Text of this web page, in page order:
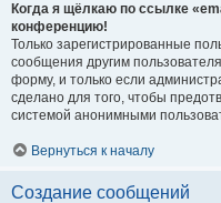
Когда я щёлкаю по ссылке
конференцию!
Только зарегистрированные
сообщения другим
форму, и только если
сделано для того, чтобы
системой анонимными
Вернуться к началу
Создание сообщений